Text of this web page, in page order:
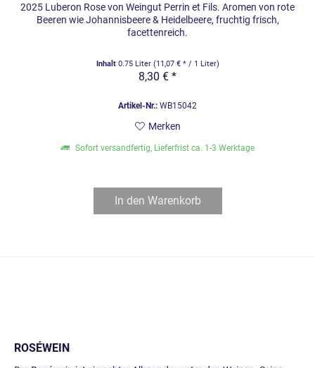
2025 Luberon Rose von Weingut Perrin et Fils. Aromen von rote
Beeren wie Johannisbeere & Heidelbeere, fruchtig frisch,
facettenreich.
Inhalt 0.75 Liter (11,07 € * / 1 Liter)
8,30 € *
Artikel-Nr.: WB15042
Merken
Sofort versandfertig, Lieferfrist ca. 1-3 Werktage
In den Warenkorb
ROSÉWEIN